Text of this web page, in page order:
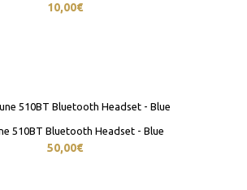
10,00€
510BT Bluetooth Headset - Blue
50,00€